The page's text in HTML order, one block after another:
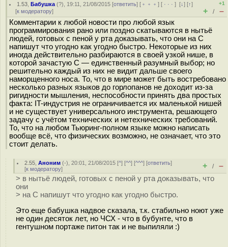
1.53 ,Бабушка (?), 19:11, 21/08/2015 [ответить] [ ﹢﹢﹢] [ · · ·][↓] [↑]
[к модератору]
+1
+ / –
Комментарии к любой новости про любой язык
программирования рано или поздно скатываются в нытьё
людей, готовых с пеной у рта доказывать, что они на C
напишут что угодно как угодно быстро. Некоторые из них
иногда действительно разбираются в своей узкой нише, в
которой зачастую C — единственный разумный выбор; но
решительно каждый из них не видит дальше своего
наморщенного носа. То, что в мире может быть востребовано
несколько разных языков до горлопанов не доходит из-за
ригидности мышления, неспособности принять два простых
факта: IT-индустрия не ограничивается их маленькой нишей
и не существует универсального инструмента, решающего
задачу с учётом технических и нетехнических требований.
То, что на любом Тьюринг-полном языке можно написать
вообще всё, что физических возможно, не означает, что это
стоит делать.
2.55 ,Аноним (-), 20:01, 21/08/2015 [^] [^^] [^^^] [ответить]
[к модератору] + / –
> в нытьё людей, готовых с пеной у рта доказывать, что
они
> на C напишут что угодно как угодно быстро.
Это еще бабушка надвое сказала, т.к. стабильно ноют уже
не один десяток лет, но ЧСХ - что в бубунте, что в
гентушном портаже питон так и не выпиляли :)